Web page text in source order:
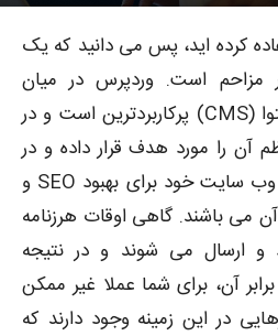
کرده اید، پس می دانید که یک
مزاحم است. وردپرس در میان
سیستم های مدیریت محتوا (CMS) پرکاربردترین است و در
آن را مورد هدف قرار داده و در
تلاش برای ایجاد لینک به وب سایت خود برای بهبود SEO و
می باشند. گاهی اوقات هرزنامه
و ارسال می شوند و در نتیجه
آن، برای شما عملا غیر ممکن
در این زمینه وجود دارند که